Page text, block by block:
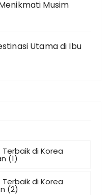
Musim
Utama di Ibu
di Korea
(1)
di Korea
(2)